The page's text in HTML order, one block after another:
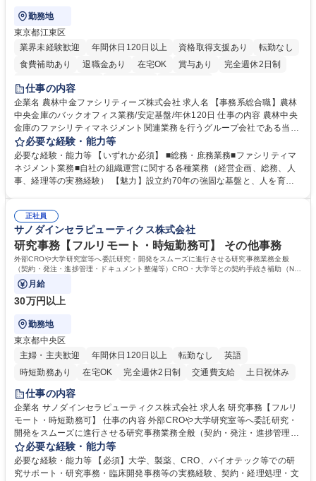
勤務地
東京都江東区
業界未経験歓迎
年間休日120日以上 資格取得支援あり
転勤なし
食費補助あり
退職金あり 在宅OK 賞与あり
完全週休2日制
インセンティブあり
仕事の内容
企業名 農林中金ファシリティーズ株式会社 求人名 【事務系総合職】農林
中央金庫のバックオフィス業務/安定基盤/年休120日 仕事の内容 農林中央
金庫のファシリティマネジメント関連業務を行うグループ会社である当社
にて、総務・庶務業務やファシリティマネジメントを行う事務系総合職を
募集いたします。 ■総務・庶務業務：外部委託先（外注先）や契約書の管
理、総務部門での管理業務、会計管理や決算業務、印刷物等の制作管理等
※親会社である農林中央金庫から受託した総務庶務業務 ■ファシリティマ
関する各種業務（経営企画、総務、人事、経理等） 募集職種 【事務系総
合職】農林中央金庫のバックオフィス業務/安定基盤/年休120日
必要な経験・能力等
必要な経験・能力等 【いずれか必須】 ■総務・庶務業務■ファシリティマ
ネジメント業務■自社の組織運営に関する各種業務（経営企画、総務、人
事、経理等の実務経験） 【魅力】設立約70年の強固な基盤と、人を育て
す。 また、業務がしっかりと基準化されており、中途入社でも質問しやす
く馴染みやすい和やかな社風です。さらに、簿記やファシリティマネジャ
ーなどの資格取得に向けた費用負担や報奨金制度が非常に手厚く、成長で
きる環境です。 学歴・資格 学歴：大学院 大学 高専 短大 語学力： 資格：
日商簿記検定2級
正社員
サノダインセラピューティクス株式会社
研究事務【フルリモート・時短勤務可】 その他事務
外部CROや大学研究室等へ委託研究・開発をスムーズに進行させる研究事務業務全般
（契約・発注・進捗管理・ドキュメント整備等）CRO・大学等との契約手続き補助（ND
A・委託・共同研究契約等の進行・記録管理）
月給
30万円以上
勤務地
東京都中央区
主婦・主夫歓迎
年間休日120日以上 転勤なし
英語
時短勤務あり
在宅OK 完全週休2日制 交通費支給 土日祝休み
仕事の内容
企業名 サノダインセラピューティクス株式会社 求人名 研究事務【フルリ
モート・時短勤務可】 仕事の内容 外部CROや大学研究室等へ委託研究・
開発をスムーズに進行させる研究事務業務全般（契約・発注・進捗管理・
ドキュメント整備等）CRO・大学等との契約手続き補助（NDA・委託・
共同研究契約等の進行・記録管理） ■見積取得、発注、検収、請求処理等
の事務手続き ■委託先との定例会議の調整・アジェンダ準備・議事録作成
必要な経験・能力等
必要な経験・能力等 【必須】大学、製薬、CRO、バイオテック等での研
究サポート・研究事務・臨床開発事務等の実務経験、契約・経理処理・文